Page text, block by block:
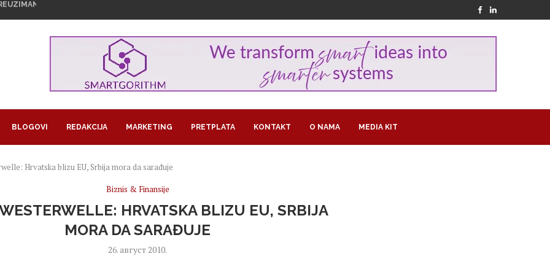
PLATU KOJA PREMAŠUJE...
BLOGOVI REDAKCIJA MARKETING PRETPLATA KONTAKT O NAMA MEDIA KIT
Hrvatska blizu EU, Srbija mora da sarađuje
Biznis & Finansije
HRVATSKA BLIZU EU, SRBIJA
MORA DA SARAĐUJE
26. август 2010.